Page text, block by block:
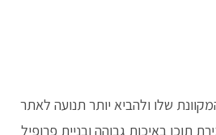
שלו ולהביא יותר תנועה לאתר
תוכן באיכות גבוהה ובניית פרופיל